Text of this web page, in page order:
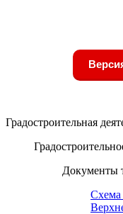
Градостроительная
Документы
Схема